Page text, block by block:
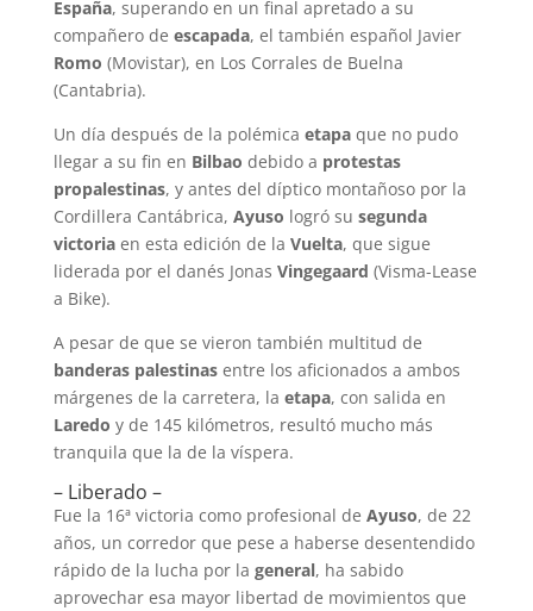
España, superando en un final apretado a su
compañero de escapada, el también español Javier
Romo (Movistar), en Los Corrales de Buelna
(Cantabria).
Un día después de la polémica etapaque no pudo
llegar a su fin en Bilbao debido a protestas
propalestinas, y antes del díptico montañoso por la
Cordillera Cantábrica, Ayuso logró su segunda
victoriaen esta edición de la Vuelta, que sigue
liderada por el danés Jonas Vingegaard (Visma-Lease
a Bike).
A pesar de que se vieron también multitud de
banderas palestinasentre los aficionados a ambos
márgenes de la carretera, la etapa, con salida en
Laredo y de 145 kilómetros, resultó mucho más
tranquila que la de la víspera.
– Liberado –
Fue la 16ª victoria como profesional de Ayuso, de 22
años, un corredor que pese a haberse desentendido
rápido de la lucha por la general, ha sabido
aprovechar esa mayor libertad de movimientos que